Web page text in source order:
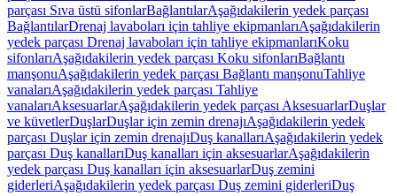
parçası Sıva üstü sifonlarBağlantılarAşağıdakilerin yedek parçası
BağlantılarDrenaj lavaboları için tahliye ekipmanlarıAşağıdakilerin
yedek parçası Drenaj lavaboları için tahliye ekipmanlarıKoku
sifonlarıAşağıdakilerin yedek parçası Koku sifonlarıBağlantı
manşonuAşağıdakilerin yedek parçası Bağlantı manşonuTahliye
vanalarıAşağıdakilerin yedek parçası Tahliye
vanalarıAksesuarlarAşağıdakilerin yedek parçası AksesuarlarDuşlar
ve küvetlerDuşlarDuşlar için zemin drenajıAşağıdakilerin yedek
parçası Duşlar için zemin drenajıDuş kanallarıAşağıdakilerin yedek
parçası Duş kanallarıDuş kanalları için aksesuarlarAşağıdakilerin
yedek parçası Duş kanalları için aksesuarlarDuş zemini
giderleriAşağıdakilerin yedek parçası Duş zemini giderleriDuş